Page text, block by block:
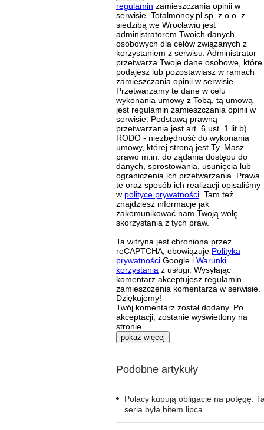
regulamin zamieszczania opinii w
serwisie. Totalmoney.pl sp. z o.o. z
siedzibą we Wrocławiu jest
administratorem Twoich danych
osobowych dla celów związanych z
korzystaniem z serwisu. Administrator
przetwarza Twoje dane osobowe, które
podajesz lub pozostawiasz w ramach
zamieszczania opinii w serwisie.
Przetwarzamy te dane w celu
wykonania umowy z Tobą, tą umową
jest regulamin zamieszczania opinii w
serwisie. Podstawą prawną
przetwarzania jest art. 6 ust. 1 lit b)
RODO - niezbędność do wykonania
umowy, której stroną jest Ty. Masz
prawo m.in. do żądania dostępu do
danych, sprostowania, usunięcia lub
ograniczenia ich przetwarzania. Prawa
te oraz sposób ich realizacji opisaliśmy
w polityce prywatności . Tam też
znajdziesz informacje jak
zakomunikować nam Twoją wolę
skorzystania z tych praw.
Ta witryna jest chroniona przez
reCAPTCHA, obowiązuje Polityka
prywatności Google i Warunki
korzystania z usługi. Wysyłając
komentarz akceptujesz regulamin
zamieszczenia komentarza w serwisie.
Dziękujemy!
Twój komentarz został dodany. Po
akceptacji, zostanie wyświetlony na
stronie.
pokaż więcej
Podobne artykuły
Polacy kupują obligacje na potęgę.
seria była hitem lipca